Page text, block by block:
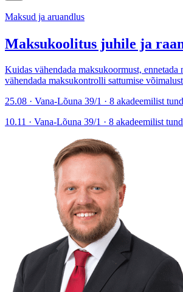
Maksud ja aruandlus
Maksukoolitus juhile ja
Kuidas vähendada maksukoormust, ennetada
vähendada maksukontrolli sattumise
25.08 · Vana-Lõuna 39/1 · 8 akadeemilist
10.11 · Vana-Lõuna 39/1 · 8 akadeemilist